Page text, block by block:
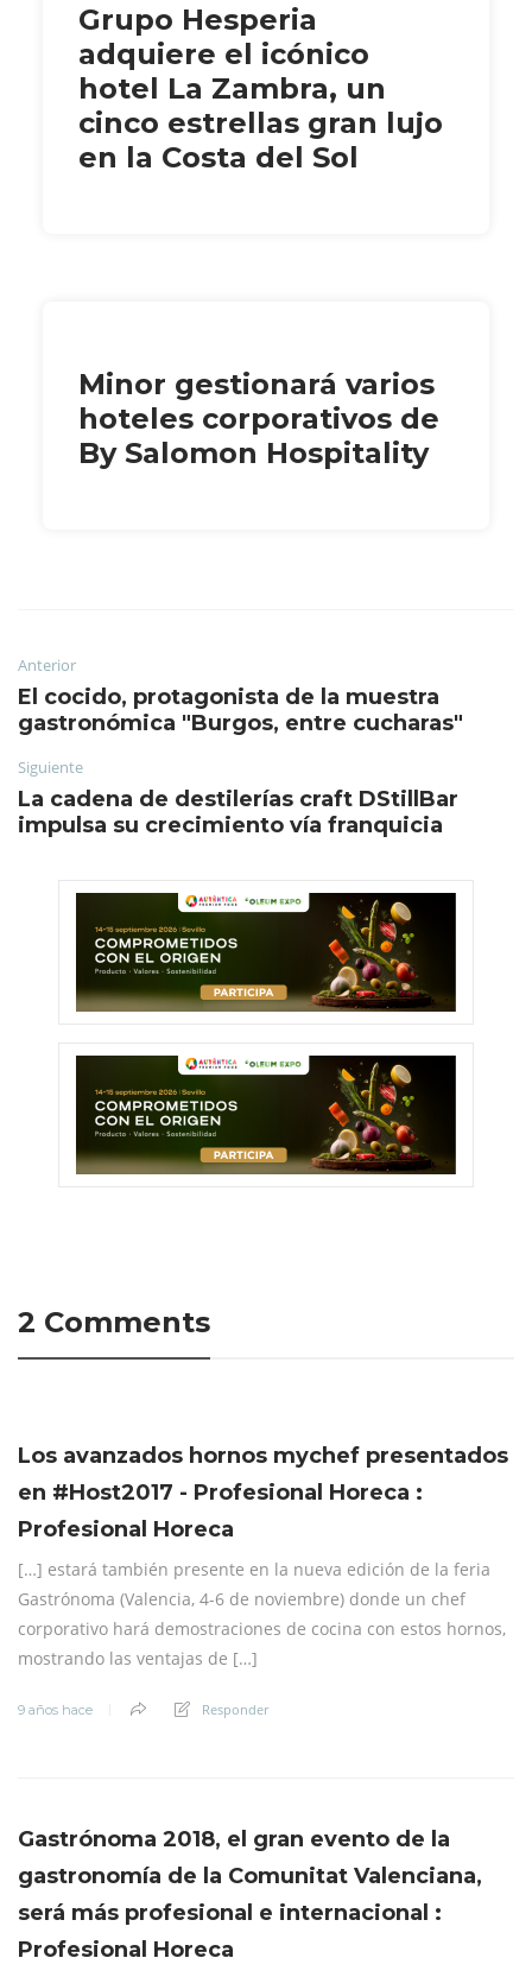
Grupo Hesperia
adquiere el icónico
hotel La Zambra, un
cinco estrellas gran lujo
en la Costa del Sol
Minor gestionará varios
hoteles corporativos de
By Salomon Hospitality
Anterior
El cocido, protagonista de la muestra
gastronómica "Burgos, entre cucharas"
Siguiente
La cadena de destilerías craft DStillBar
impulsa su crecimiento vía franquicia
2 Comments
Los avanzados hornos mychef presentados
en #Host2017 - Profesional Horeca :
Profesional Horeca
[…] estará también presente en la nueva edición de la feria
Gastrónoma (Valencia, 4-6 de noviembre) donde un chef
corporativo hará demostraciones de cocina con estos hornos,
mostrando las ventajas de […]
9 años hace Responder
Gastrónoma 2018, el gran evento de la
gastronomía de la Comunitat Valenciana,
será más profesional e internacional :
Profesional Horeca